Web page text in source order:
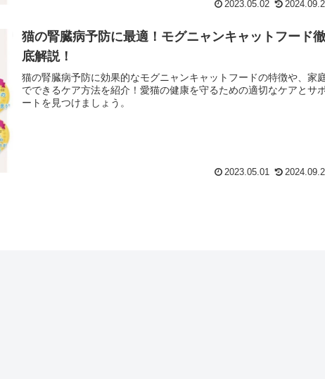
2023.05.02
猫の腎臓病予防に最適！モグニャンキャットフード徹
底解説！
猫の腎臓病予防に効果的なモグニャンキャットフードの特徴や、家
でできるケア方法を紹介！愛猫の健康を守るための適切なケアとサ
ートを見つけましょう。
2023.05.01